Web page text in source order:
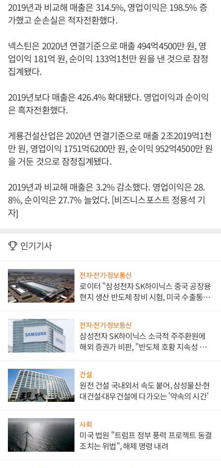
2019년과 비교해 매출은 314.5%, 영업이익은 198.5% 증
가했고 순손실은 적자전환했다.
넥스틴은 2020년 연결기준으로 매출 494억4500만 원, 영
업이익 181억 원, 순이익 133억1천만 원을 낸 것으로 잠정
집계됐다.
2019년보다 매출은 426.4% 확대됐다. 영업이익과 순이익
은 흑자전환했다.
게룡건설산업은 2020년 연결기준으로 매출 2조2019억1천
만 원, 영업이익 1751억6200만 원, 순이익 952억4500만 원
을 거둔 것으로 잠정집계됐다.
2019년과 비교해 매출은 3.2% 감소했다. 영업이익은 28.
8%, 순이익은 27.7% 늘었다. [비즈니스포스트 정용석 기
자]
인기기사
전자·전기·정보통신
로이터 "삼성전자 SK하이닉스 중국 공장용
현지 생산 반도체 장비 시험, 미국 수출통제
전자·전기·정보통신
삼성전자 SK하이닉스 소극적 주주환원에
해외 증권가 비판, "반도체 호황 지속성 의
건설
원전 건설 국내외서 속도 붙어, 삼성물산·현
대건설·대우건설에 다가오는 '약속의 시간'
사회
미국 법원 "트럼프 정부 풍력 프로젝트 동결
조치는 위법", 해제 명령 내려